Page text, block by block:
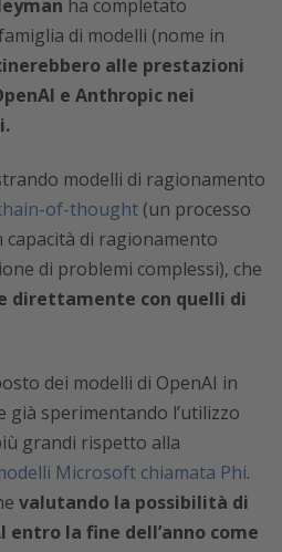
ha completato
di modelli (nome in
alle prestazioni
e Anthropic nei
modelli di ragionamento
of-thought (un processo
di ragionamento
di problemi complessi), che
direttamente con quelli di
dei modelli di OpenAI in
già sperimentando l’utilizzo
grandi rispetto alla
Microsoft chiamata Phi.
valutando la possibilità di
la fine dell’anno come